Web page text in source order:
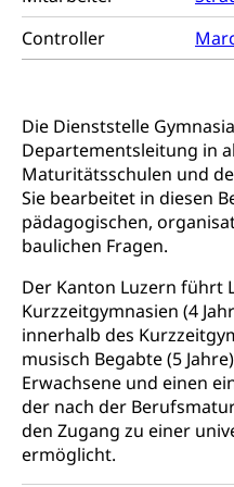
Controller
Die Dienststelle
Departementsleitung in
Maturitätsschulen und
Sie bearbeitet in diesen
pädagogischen,
baulichen Fragen.
Der Kanton Luzern führt
Kurzzeitgymnasien (4
innerhalb des
musisch Begabte (5
Erwachsene und einen
der nach der
den Zugang zu einer
ermöglicht.
Frühe
Konsumentenschutz
regionale Erschöpfung,
internationale
Cassis-deDijon-Prinzip
Krankenversicherung
Unfallversicherung,
Krankheit, Unfall,
Krankenkasse
Obligatorische
Kranken- und
sichere Lebensmittel,
Lebensmittelhygiene,
Prävention